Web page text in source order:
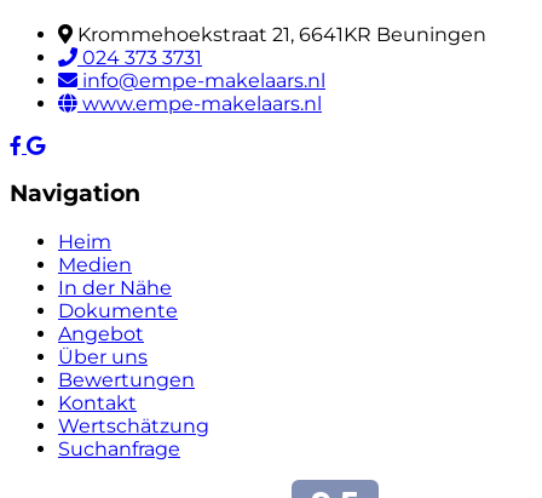
Krommehoekstraat 21, 6641KR Beuningen
024 373 3731
info@empe-makelaars.nl
www.empe-makelaars.nl
Navigation
Heim
Medien
In der Nähe
Dokumente
Angebot
Über uns
Bewertungen
Kontakt
Wertschätzung
Suchanfrage